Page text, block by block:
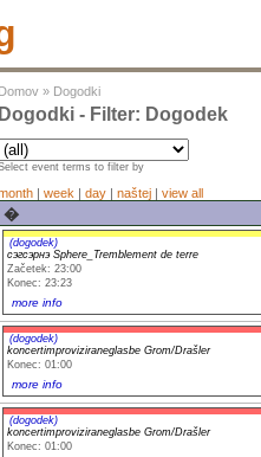
Domov » Dogodki
Dogodki - Filter: Dogodek
event terms to filter by
| week | day | naštej | view all
�
(dogodek)
сэгсэрнэ Sphere_Tremblement de terre
Začetek: 23:00
Konec: 23:23
more info
(dogodek)
koncertimproviziraneglasbe Grom/Drašler
Konec: 01:00
more info
(dogodek)
koncertimproviziraneglasbe Grom/Drašler
Konec: 01:00